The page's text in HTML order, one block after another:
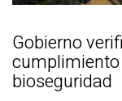
Gobierno
bioseguridad